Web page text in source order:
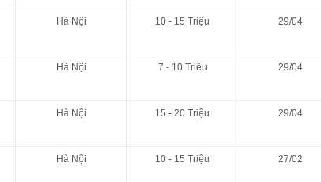
Hà Nội 10 - 15 Triệu 29/04
Hà Nội 7 - 10 Triệu 29/04
Hà Nội 15 - 20 Triệu 29/04
Hà Nội 10 - 15 Triệu 27/02